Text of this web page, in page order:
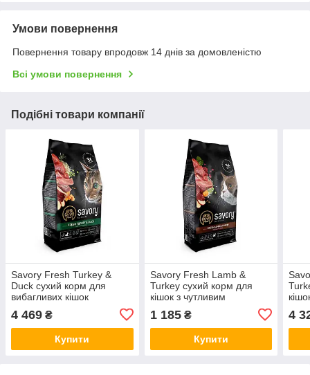
Умови повернення
Повернення товару впродовж 14 днів за домовленістю
Всі умови повернення
Подібні товари компанії
Savory Fresh Turkey &
Duck сухий корм для
вибагливих кішок
4 469 ₴
Купити
Savory Fresh Lamb &
Turkey сухий корм для
кішок з чутливим
1 185₴
Купити
4